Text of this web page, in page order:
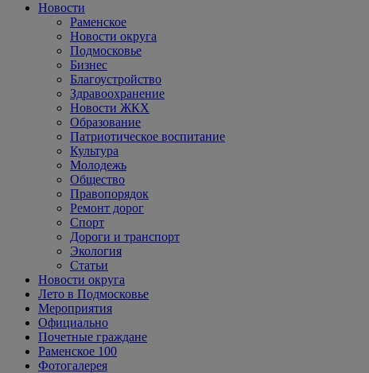
Новости
Раменское
Новости округа
Подмосковье
Бизнес
Благоустройство
Здравоохранение
Новости ЖКХ
Образование
Патриотическое воспитание
Культура
Молодежь
Общество
Правопорядок
Ремонт дорог
Спорт
Дороги и транспорт
Экология
Статьи
Новости округа
Лето в Подмосковье
Мероприятия
Официально
Почетные граждане
Раменское 100
Фотогалерея